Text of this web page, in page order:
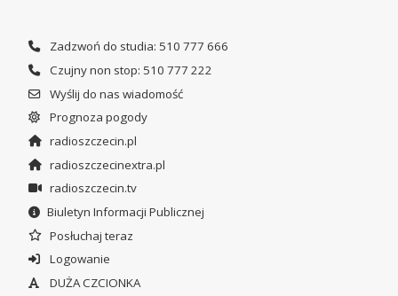
Zadzwoń do studia: 510 777 666
Czujny non stop: 510 777 222
Wyślij do nas wiadomość
Prognoza pogody
radioszczecin.pl
radioszczecinextra.pl
radioszczecin.tv
Biuletyn Informacji Publicznej
Posłuchaj teraz
Logowanie
DUŻA CZCIONKA